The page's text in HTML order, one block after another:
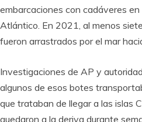
embarcaciones con cadáveres
Atlántico. En 2021, al menos
fueron arrastrados por el mar
Investigaciones de AP y
algunos de esos botes
que trataban de llegar a las islas
quedaron a la deriva durante